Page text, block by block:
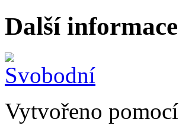
Další informace
Vytvořeno pomocí